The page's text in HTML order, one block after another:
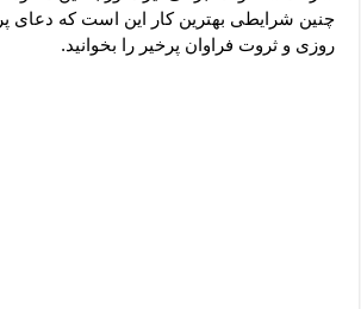
دعا برای پولدار شدن در یک روز – دعای
چنین شرایطی بهترین کار این است که دعای
روزی و ثروت فراوان پرخیر را بخوانید.